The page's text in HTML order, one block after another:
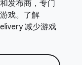
发布商，专门
戏。了解
减少游戏